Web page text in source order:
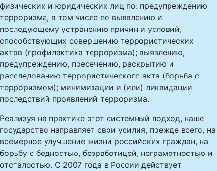
физических и юридических лиц по: предупреждению
терроризма, в том числе по выявлению и
последующему устранению причин и условий,
способствующих совершению террористических
актов (профилактика терроризма); выявлению,
предупреждению, пресечению, раскрытию и
расследованию террористического акта (борьба с
терроризмом); минимизации и (или) ликвидации
последствий проявлений терроризма.
Реализуя на практике этот системный подход, наше
государство направляет свои усилия, прежде всего, на
всемерное улучшение жизни российских граждан, на
борьбу с бедностью, безработицей, неграмотностью и
отсталостью. С 2007 года в России действует